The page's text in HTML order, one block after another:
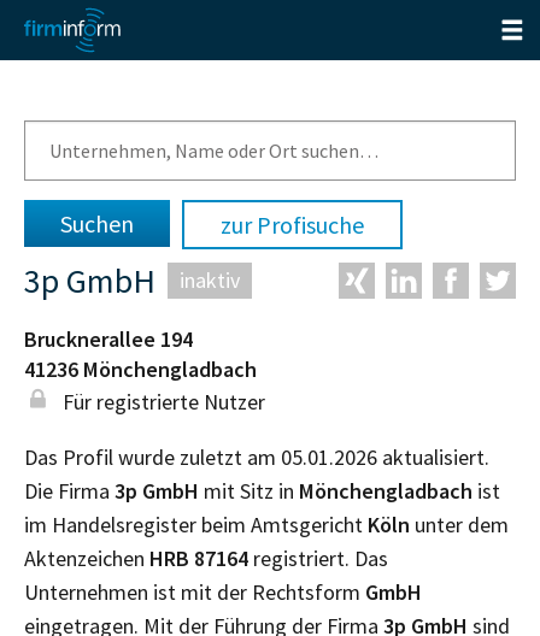
zur Profisuche
3p GmbH inaktiv
Brucknerallee 194
41236 Mönchengladbach
Für registrierte Nutzer
Das Profil wurde zuletzt am 05.01.2026 aktualisiert.
Die Firma 3p GmbH mit Sitz in Mönchengladbach ist
im Handelsregister beim Amtsgericht Köln unter dem
Aktenzeichen HRB 87164 registriert. Das
Unternehmen ist mit der Rechtsform GmbH
eingetragen. Mit der Führung der Firma 3p GmbH sind